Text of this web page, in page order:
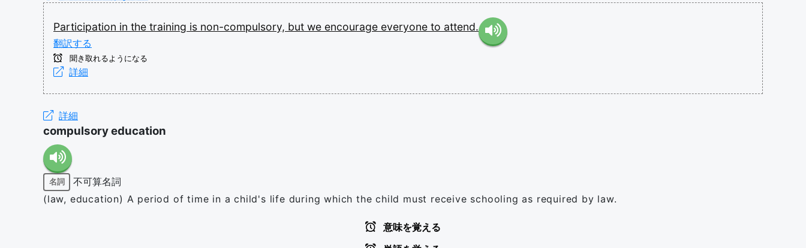
Participation in the training is non-compulsory, but we encourage everyone to attend.
翻訳する
聞き取れるようになる
詳細
詳細
compulsory education
名詞
不可算名詞
(law, education) A period of time in a child's life during which the child must receive schooling as required by law.
意味を覚える